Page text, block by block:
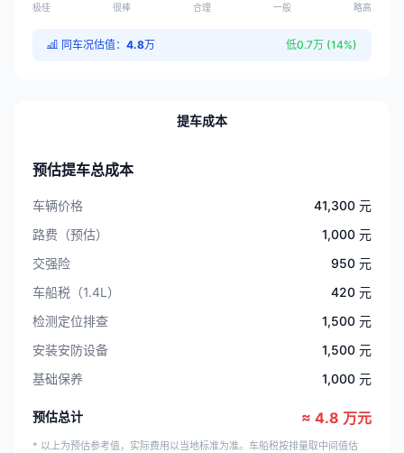
极佳 很棒 合理 一般 略高
同车况估值： 4.8万 低0.7万 (14%)
提车成本
预估提车总成本
车辆价格
41,300 元
路费（预估）
1,000 元
交强险
950 元
车船税（1.4L）
420 元
检测定位排查
1,500 元
安装安防设备
1,500 元
基础保养
1,000 元
预估总计 ≈ 4.8 万元
* 以上为预估参考值，实际费用以当地标准为准。车船税按排量取中间值估